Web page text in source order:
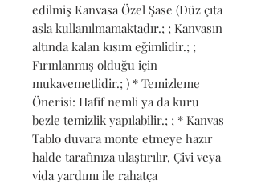
edilmiş Kanvasa Özel Şase (Düz çıta
asla kullanılmamaktadır.; ; Kanvasın
altında kalan kısım eğimlidir.; ;
Fırınlanmış olduğu için
mukavemetlidir.; ) * Temizleme
Önerisi: Hafif nemli ya da kuru
bezle temizlik yapılabilir.; ; * Kanvas
Tablo duvara monte etmeye hazır
halde tarafınıza ulaştırılır, Çivi veya
vida yardımı ile rahatça